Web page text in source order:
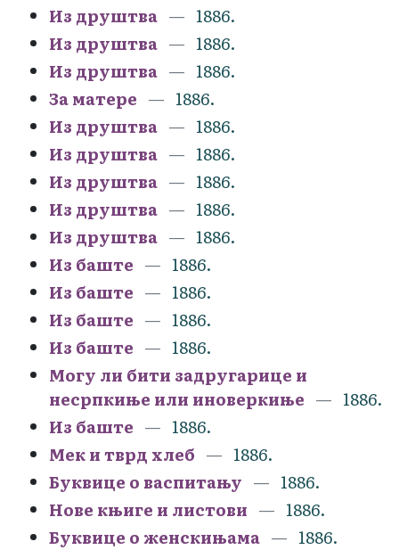
Из друштва
1886.
Из друштва
1886.
Из друштва
1886.
За матере
1886.
Из друштва
1886.
Из друштва
1886.
Из друштва
1886.
Из друштва
1886.
Из друштва
1886.
Из баште
1886.
Из баште
1886.
Из баште
1886.
Из баште
1886.
Могу ли бити задругарице и
несрпкиње или иноверкиње
1886.
Из баште
1886.
Мек и тврд хлеб
1886.
Буквице о васпитању
1886.
Нове књиге и листови
1886.
Буквице о женскињама
1886.